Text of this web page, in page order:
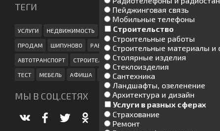
Пейджинговая связь
Мобильные телефоны
Строительство
Строительные работы
Строительные материалы и
Столярные изделия
Стеклоизделия
Сантехника
Ландшафты, озеленение
Архитектура и дизайн
Услуги в разных сферах
Страхование
Ремонт
ТЕГИ
УСЛУГИ НЕДВИЖИМОСТЬ РАЗНОЕ ИНФОРМАЦИЯ
ПРОДАМ ШИПУНОВО РАБОТА TVSHIPUNOVO ЖИВОТНЫЕ
АВТОТРАНСПОРТ СТРОИТЕЛЬСТВО ДЕТСКОЕ НАШ КРАЙ
ТЕСТ МЕБЕЛЬ АФИША СДАМ
МЫ В СОЦ.СЕТЯХ